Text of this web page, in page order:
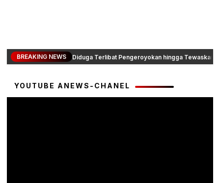
BREAKING NEWS Diduga Terlibat Pengeroyokan hingga Tewaskan
YOUTUBE ANEWS-CHANEL